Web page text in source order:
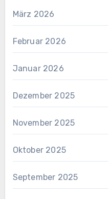
März 2026
Februar 2026
Januar 2026
Dezember 2025
November 2025
Oktober 2025
September 2025